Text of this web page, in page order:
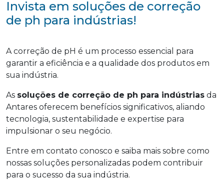
Invista em soluções de correção
de ph para indústrias!
A correção de pH é um processo essencial para
garantir a eficiência e a qualidade dos produtos em
sua indústria.
As soluções de correção de ph para indústrias da
Antares oferecem benefícios significativos, aliando
tecnologia, sustentabilidade e expertise para
impulsionar o seu negócio.
Entre em contato conosco e saiba mais sobre como
nossas soluções personalizadas podem contribuir
para o sucesso da sua indústria.